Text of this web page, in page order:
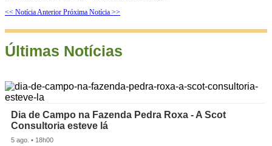
<< Notícia Anterior Próxima Notícia >>
Últimas Notícias
Dia de Campo na Fazenda Pedra Roxa - A Scot
Consultoria esteve lá
5 ago. • 18h00